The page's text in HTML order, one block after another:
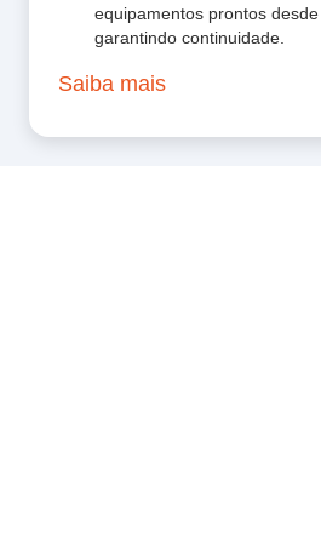
equipamentos prontos desde
garantindo continuidade.
Saiba mais